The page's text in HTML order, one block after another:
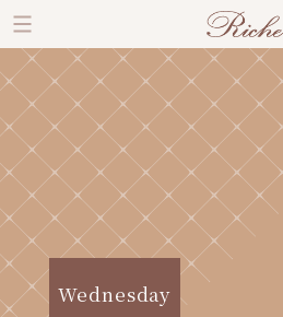
Wednesday